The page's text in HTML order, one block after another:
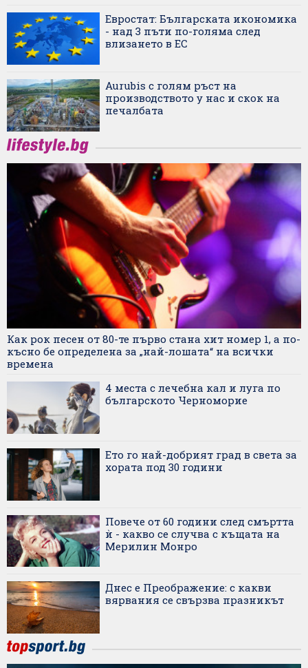
Евростат: Българската икономика
- над 3 пъти по-голяма след
влизането в ЕС
Aurubis с голям ръст на
производството у нас и скок на
печалбата
Как рок песен от 80-те първо стана хит номер 1, а по-
късно бе определена за „най-лошата“ на всички
времена
4 места с лечебна кал и луга по
българското Черноморие
Ето го най-добрият град в света за
хората под 30 години
Повече от 60 години след смъртта
ѝ - какво се случва с къщата на
Мерилин Монро
Днес е Преображение: с какви
вярвания се свързва празникът